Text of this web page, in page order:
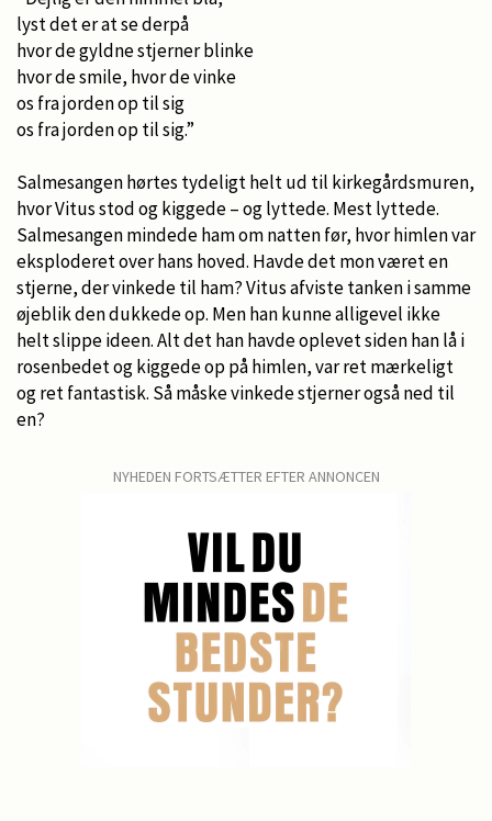
lyst det er at se derpå
hvor de gyldne stjerner blinke
hvor de smile, hvor de vinke
os fra jorden op til sig
os fra jorden op til sig.”
Salmesangen hørtes tydeligt helt ud til kirkegårdsmuren,
hvor Vitus stod og kiggede – og lyttede. Mest lyttede.
Salmesangen mindede ham om natten før, hvor himlen var
eksploderet over hans hoved. Havde det mon været en
stjerne, der vinkede til ham? Vitus afviste tanken i samme
øjeblik den dukkede op. Men han kunne alligevel ikke
helt slippe ideen. Alt det han havde oplevet siden han lå i
rosenbedet og kiggede op på himlen, var ret mærkeligt
og ret fantastisk. Så måske vinkede stjerner også ned til
en?
NYHEDEN FORTSÆTTER EFTER ANNONCEN